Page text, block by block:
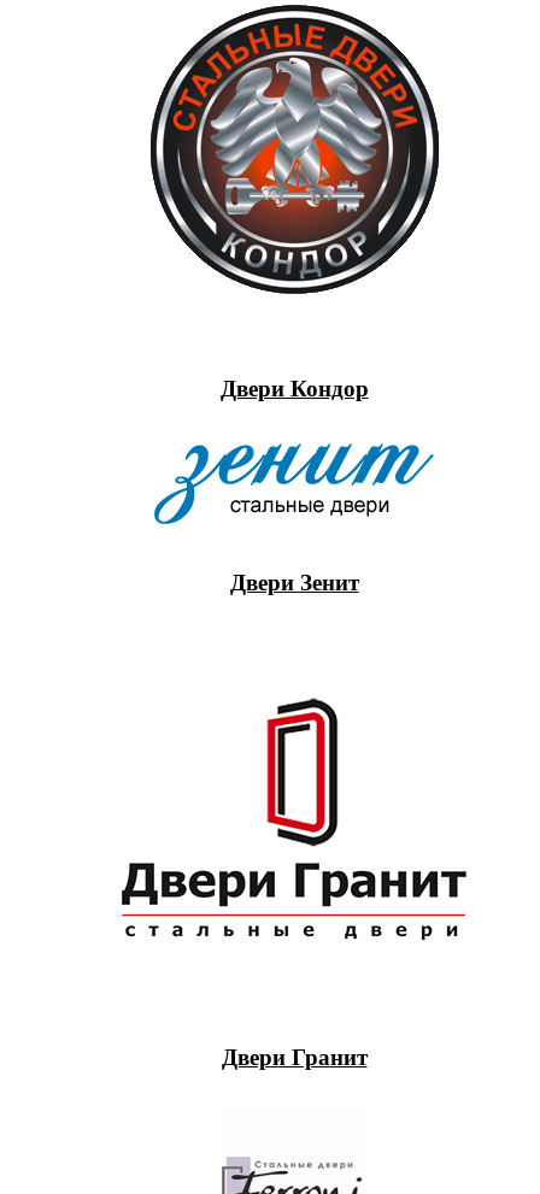
Двери Кондор
Двери Зенит
Двери Гранит